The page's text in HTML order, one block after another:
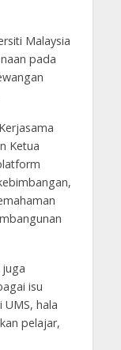
Malaysia
pada
Ketua
juga
isu
hala
pelajar,